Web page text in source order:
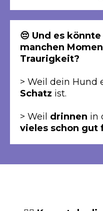
😔 Und es
manchen
Traurigkeit?
> Weil dein Hund
Schatz ist.
> Weil drinnen in
vieles schon